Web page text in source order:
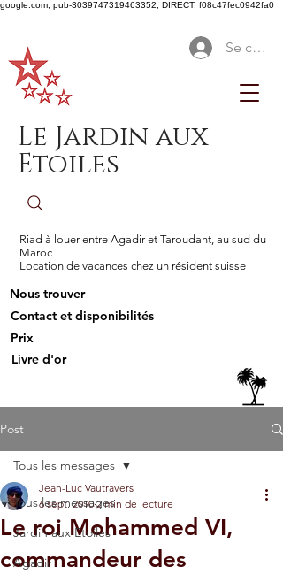
google.com, pub-3039747319463352, DIRECT, f08c47fec0942fa0
Se
Le Jardin aux
Etoiles
Riad à louer entre Agadir et Taroudant, au sud du
Maroc
Location de vacances chez un résident suisse
Nous trouver
Contact et disponibilités
Prix
Livre d'or
Post
Tous les messages
Jardin aux Etoiles
Agadir
Tous les messages
Le roi Mohammed VI,
commandeur des
Jean-Luc Vautravers
6 sept. 2010 2 min de lecture